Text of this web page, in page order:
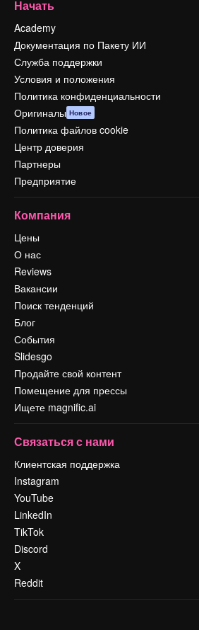
Начать
Academy
Документация по Пакету ИИ
Служба поддержки
Условия и положения
Политика конфиденциальности
Оригиналы Новое
Политика файлов cookie
Центр доверия
Партнеры
Предприятие
Компания
Цены
О нас
Reviews
Вакансии
Поиск тенденций
Блог
События
Slidesgo
Продайте свой контент
Помещение для прессы
Ищете magnific.ai
Связаться с нами
Клиентская поддержка
Instagram
YouTube
LinkedIn
TikTok
Discord
X
Reddit